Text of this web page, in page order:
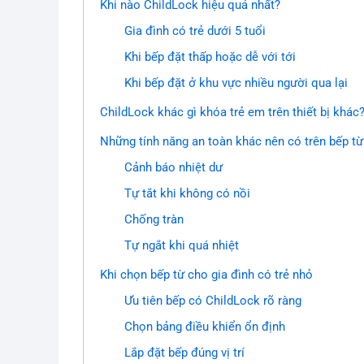
Khi nào ChildLock hiệu quả nhất?
Gia đình có trẻ dưới 5 tuổi
Khi bếp đặt thấp hoặc dễ với tới
Khi bếp đặt ở khu vực nhiều người qua lại
ChildLock khác gì khóa trẻ em trên thiết bị khác?
Những tính năng an toàn khác nên có trên bếp từ
Cảnh báo nhiệt dư
Tự tắt khi không có nồi
Chống tràn
Tự ngắt khi quá nhiệt
Khi chọn bếp từ cho gia đình có trẻ nhỏ
Ưu tiên bếp có ChildLock rõ ràng
Chọn bảng điều khiển ổn định
Lắp đặt bếp đúng vị trí